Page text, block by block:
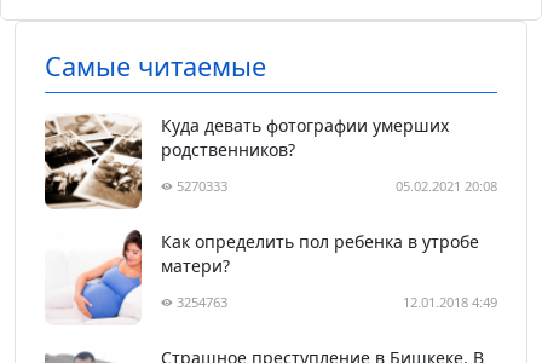
Самые читаемые
Куда девать фотографии умерших
родственников?
5270333 05.02.2021 20:08
Как определить пол ребенка в утробе
матери?
3254763 12.01.2018 4:49
Страшное преступление в Бишкеке. В